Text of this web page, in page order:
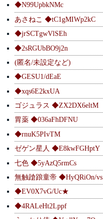
◆N99UpbkNMc
あさねこ ◆tC1gMIWp2kC
◆jrSCTgwVlSEh
◆2sRGUbBO9j2n
(匿名/未設定など)
◆GESU1/dEaE
◆xqs6E2kxUA
ゴジュラス ◆ZX2DX6eltM
胃薬 ◆036aFhDFNU
◆rnuK5PIvTM
ゼゲン星人 ◆E8kwFGHptY
七色 ◆5yAzQ5rmCs
無触蹌踉童帝 ◆HyQRiOn/vs
◆EV0X7vG/Uc★
◆4RALeHt2Lppf